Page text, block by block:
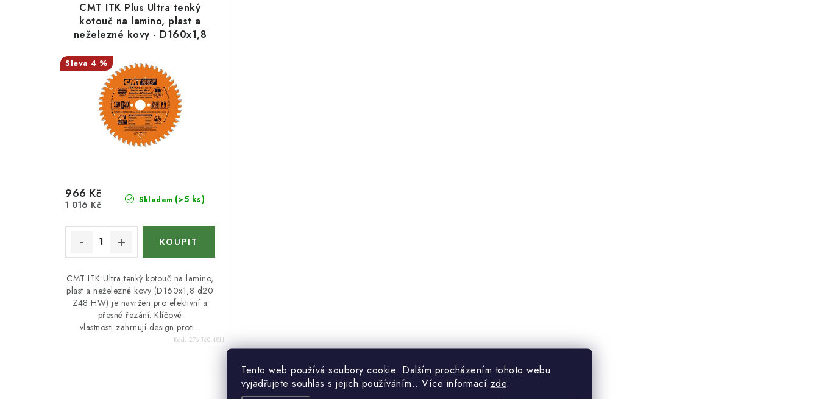
Tento web používá soubory cookie. Dalším procházením tohoto webu
vyjadřujete souhlas s jejich používáním.. Více informací zde.
p
CMT ITK Plus Ultra tenký
kotouč na lamino, plast a
neželezné kovy - D160x1,8
4 %
Skladem (>5 ks)
966 Kč
1 016 Kč
CMT ITK Ultra tenký kotouč na lamino,
plast a neželezné kovy (D160x1,8 d20
Z48 HW) je navržen pro efektivní a
přesné řezání. Klíčové
vlastnosti zahrnují design proti...
Kód: 276.160.48H